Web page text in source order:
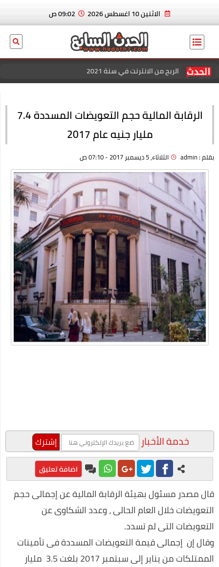
الاثنين 10 اغسطس 2026
الربح من الانترنت في سنة 2021
إسلامه رسميا
بسكوت العشردقايق
الربح من الانترنت في سنة 2021
منصة كل الكوبونات للحصول علي افضل خصم عند الشراء
افضل خصومات المتاجر الإلكترونية للتسوق عبر كوبون زاد
اقوي عروض وباقات فودافون
أداة محول التاريخ
ما هو الفرق بين لقاحات كورونا الثلاث الشهيرة؟ وأي واحد يتوجب
عليك أن تأخذه؟
شركة خدمات منزلية بالدمام
عبارات عن البيئة
أهمية دعم بحث وتطوير أعمال الشركات في الوقت الحالي
"شيخ عمد الصعيد" ٤٥ سنه عموديه
كتاب جديد للكاتب "محمد عبد المعز حميد " يرصد دور وسائل
الاجتماعي بعنوان "الإعلام العفوي"
محمد عبد المعز حميد يفوز بجائزة أفضل فيلم توعوي عن المخدرات
طرق مربحة للعمل من المنزل
محمد رجب يبدع في مسلسل ضربة معلم في اولي حلقات المسلسل
على غرار أحمد خالد توفيق.. محمود عوض يتألق في ربوع الثقافة
قرارات صارمة وغرامات كبيرة علي المواطنين لمواجهة كورونا
صناعة العطور في المنزل
الرقابة المالية حجم التعويضات المسددة 7.4
مليار جنيه عام 2017
بقلم :admin الثلاثاء, 5 ديسمبر 2017 - 07:10 ص
خدمة الأخبار
اضافة تعليق
قال مصدر مسئول بهيئة الرقابة المالية عن إجمالى حجم
التعويضات خلال العام الحالى ، وعدد الشكاوى عن
التعويضات التى لم تسدد.
وقال إن إجمالى قيمة التعويضات المسددة فى تأمينات
الممتلكات من يناير إلى سبتمبر 2017 بلغت 3.5 مليار